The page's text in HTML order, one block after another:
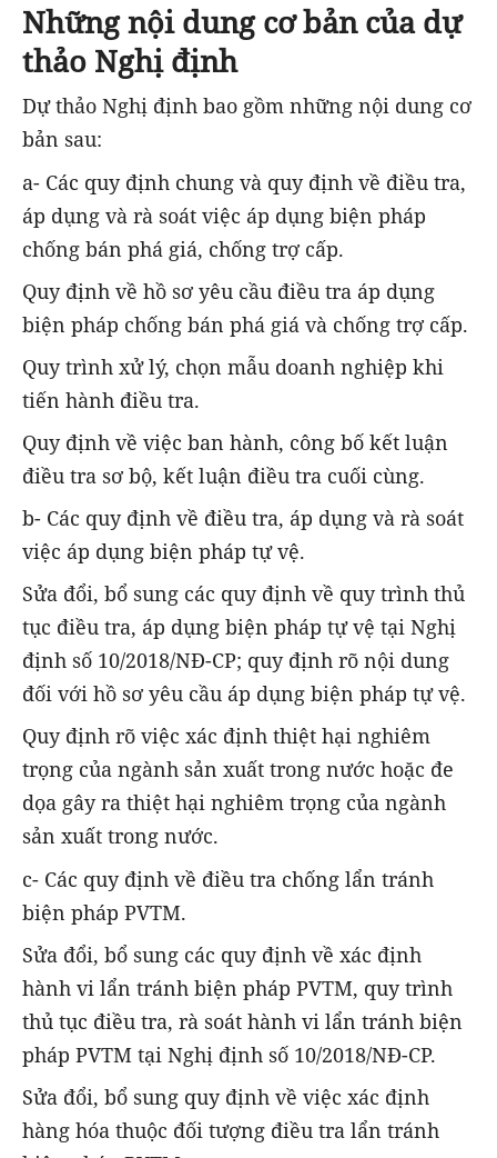
Những nội dung cơ bản của dự
thảo Nghị định
Dự thảo Nghị định bao gồm những nội dung cơ
bản sau:
a- Các quy định chung và quy định về điều tra,
áp dụng và rà soát việc áp dụng biện pháp
chống bán phá giá, chống trợ cấp.
Quy định về hồ sơ yêu cầu điều tra áp dụng
biện pháp chống bán phá giá và chống trợ cấp.
Quy trình xử lý, chọn mẫu doanh nghiệp khi
tiến hành điều tra.
Quy định về việc ban hành, công bố kết luận
điều tra sơ bộ, kết luận điều tra cuối cùng.
b- Các quy định về điều tra, áp dụng và rà soát
việc áp dụng biện pháp tự vệ.
Sửa đổi, bổ sung các quy định về quy trình thủ
tục điều tra, áp dụng biện pháp tự vệ tại Nghị
định số 10/2018/NĐ-CP; quy định rõ nội dung
đối với hồ sơ yêu cầu áp dụng biện pháp tự vệ.
Quy định rõ việc xác định thiệt hại nghiêm
trọng của ngành sản xuất trong nước hoặc đe
dọa gây ra thiệt hại nghiêm trọng của ngành
sản xuất trong nước.
c- Các quy định về điều tra chống lẩn tránh
biện pháp PVTM.
Sửa đổi, bổ sung các quy định về xác định
hành vi lẩn tránh biện pháp PVTM, quy trình
thủ tục điều tra, rà soát hành vi lẩn tránh biện
pháp PVTM tại Nghị định số 10/2018/NĐ-CP.
Sửa đổi, bổ sung quy định về việc xác định
hàng hóa thuộc đối tượng điều tra lẩn tránh